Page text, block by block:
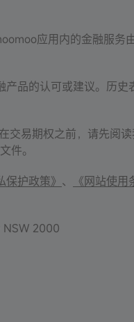
应用内的金融服
品的认可或建议。历
交易期权之前，请先阅
件。
保护政策》 、
《网站使用
NSW 2000